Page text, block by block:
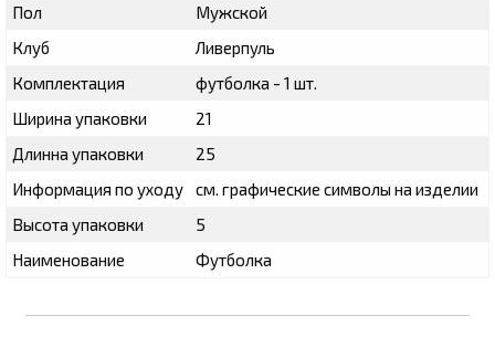
Пол
Мужской
Клуб
Ливерпуль
Комплектация
футболка - 1 шт.
Ширина упаковки
21
Длинна упаковки
25
Информация по уходу
см. графические символы на изделии
Высота упаковки
5
Наименование
Футболка